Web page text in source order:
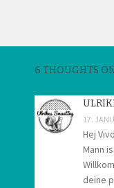
6 THOUGHTS
17.
Hej
Mann
deine